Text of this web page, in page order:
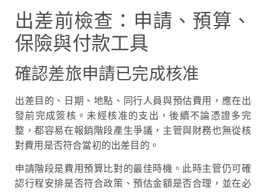
出差前檢查：申請、預算、
保險與付款工具
確認差旅申請已完成核准
出差目的、日期、地點、同行人員與預估費用，應在出
發前完成簽核。未經核准的支出，後續不論憑證多完
整，都容易在報銷階段產生爭議，主管與財務也無從核
對費用是否符合當初的出差目的。
申請階段是費用預算比對的最佳時機。此時主管仍可確
認行程安排是否符合政策、預估金額是否合理，並在必